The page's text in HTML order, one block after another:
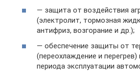
— защита от воздействия
(электролит, тормозная
антифриз, возгорание и др.);
— обеспечение защиты от
(переохлаждение и перегрев)
периода эксплуатации